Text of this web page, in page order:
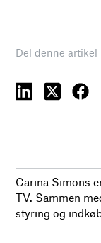
Del denne artikel
Carina Simons
TV. Sammen
styring og